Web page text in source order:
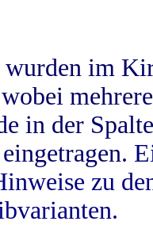
im
in der
zu